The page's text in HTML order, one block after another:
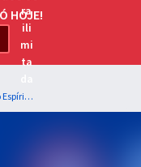
HOJE!
IASES - Instituto de Atendimento Socioeducativo do Espírito Santo - Agente Socioeducativo